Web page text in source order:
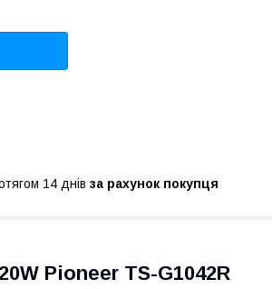
14 днів за рахунок покупця
Pioneer TS-G1042R